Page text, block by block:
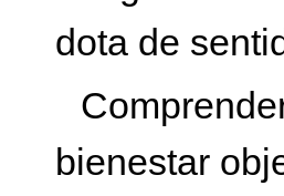
dota de
bienestar